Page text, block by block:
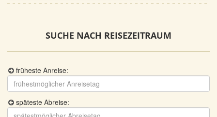
SUCHE NACH REISEZEITRAUM
früheste Anreise:
späteste Abreise: